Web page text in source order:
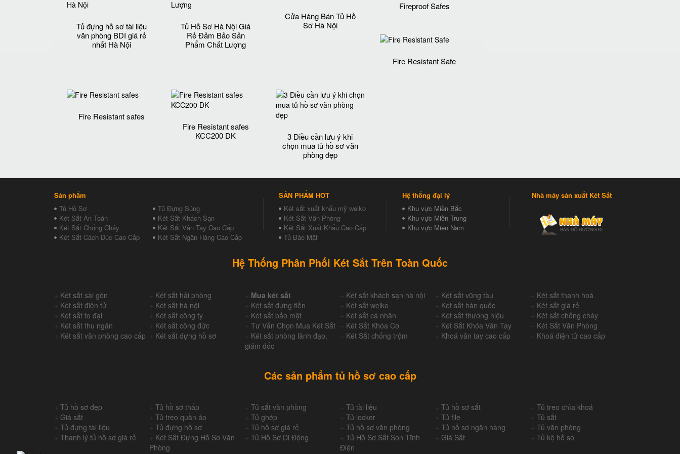
Tủ đựng hồ sơ tài liệu
văn phòng BDI giá rẻ
nhất Hà Nội
Tủ Hồ Sơ Hà Nội Giá
Rẻ Đảm Bảo Sản
Phẩm Chất Lượng‎
Cửa Hàng Bán Tủ Hồ
Sơ Hà Nội
Fireproof Safes
Fire Resistant Safe
Fire Resistant safes
Fire Resistant safes
KCC200 DK
3 Điều cần lưu ý khi
chọn mua tủ hồ sơ văn
phòng đẹp
Sản phẩm
Tủ Hồ Sơ
Tủ Đựng Súng
Két Sắt An Toàn
Két Sắt Khách Sạn
Két Sắt Chống Cháy
Két Sắt Vân Tay Cao Cấp
Két Sắt Cách Đúc Cao Cấp
Két Sắt Ngân Hàng Cao Cấp
SẢN PHẨM HOT
Két sắt xuất khẩu mỹ welko
Két Sắt Văn Phòng
Két Sắt Xuất Khẩu Cao Cấp
Tủ Bảo Mật
Hệ thống đại lý
Khu vực Miền Bắc
Khu vực Miền Trung
Khu vực Miền Nam
Nhà máy sản xuất Két Sắt
Hệ Thống Phân Phối Két Sắt Trên Toàn Quốc
Két sắt sài gòn Két sắt hải phòng Mua két sắt Két sắt khách sạn hà nội Két sắt vũng tàu
Két sắt thanh hoá
Két sắt điện tử Két sắt hà nội Két sắt đựng tiền Két sắt welko Két sắt hàn quốc
Két sắt giá rẻ
Két sắt to đại Két sắt công ty Két sắt bảo mật Két sắt cá nhân Két sắt thương hiệu
Két sắt chống cháy
Két sắt thu ngân Két sắt công đức Tư Vấn Chọn Mua Két Sắt Két Sắt Khóa Cơ Két Sắt Khóa Vân Tay
Két Sắt Văn Phòng
Két sắt văn phòng cao cấp Két sắt đựng hồ sơ
Két sắt phòng lãnh đạo,
giám đốc
Két Sắt chống trộm Khoá vân tay cao cấp Khoá điện tử cao cấp
Các sản phẩm tủ hồ sơ cao cấp
Tủ hồ sơ đẹp +Tủ hồ sơ thấp Tủ sắt văn phòng Tủ tài liệu +Tủ hồ sơ sắt
Tủ treo chìa khoá
Giá sắt +Tủ treo quần áo Tủ ghép Tủ locker +Tủ file
Tủ sắt
Tủ đựng tài liệu +Tủ đựng hồ sơ Tủ hồ sơ giá rẻ Tủ hồ sơ văn phòng +Tủ hồ sơ ngân hàng
Tủ văn phòng
Thanh lý tủ hồ sơ giá rẻ
Két Sắt Đựng Hồ Sơ Văn
Phòng
Tủ Hồ Sơ Di Động
Tủ Hồ Sơ Sắt Sơn Tĩnh
Điện
+Giá Sắt Tủ kệ hồ sơ